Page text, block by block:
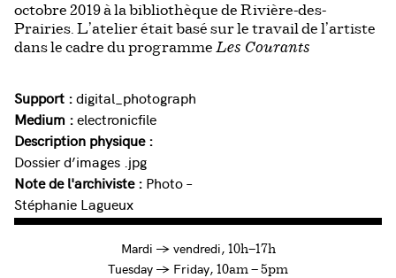
octobre 2019 à la bibliothèque de Rivière-des-
Prairies. L’atelier était basé sur le travail de l’artiste
dans le cadre du programme Les Courants
Support :digital_photograph
Medium :electronicfile
Description physique :
Dossier d’images .jpg
Note de l'archiviste : Photo –
Stéphanie Lagueux
Mardi →à
vendredi, 10h—17h
Tuesday →toFriday, 10am — 5pm